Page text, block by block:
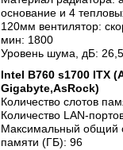
основание и 4
120мм вентилятор:
мин: 1800
Уровень шума, дБ:
Intel B760 s1700 ITX
Gigabyte,AsRock)
Количество слотов
Количество LAN-
Максимальный общий
памяти (ГБ): 96